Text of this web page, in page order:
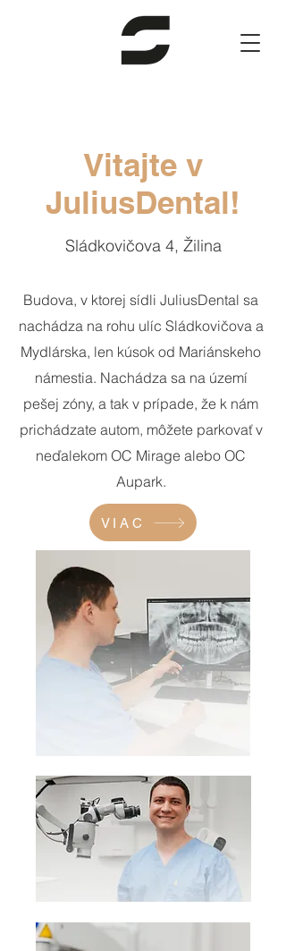
Vitajte v
JuliusDental!
Sládkovičova 4, Žilina
Budova, v ktorej sídli JuliusDental sa
nachádza na rohu ulíc Sládkovičova a
Mydlárska, len kúsok od Mariánskeho
námestia. Nachádza sa na území
pešej zóny, a tak v prípade, že k nám
prichádzate autom, môžete parkovať v
neďalekom OC Mirage alebo OC
Aupark.
VIAC